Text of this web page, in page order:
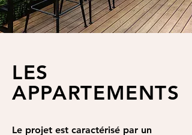
LES
APPARTEMENTS
Le projet est caractérisé par un